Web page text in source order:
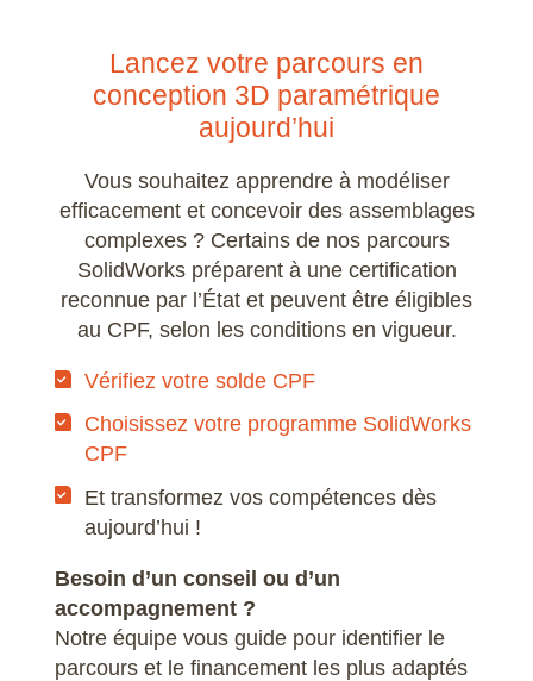
Lancez votre parcours en
conception 3D paramétrique
aujourd’hui
Vous souhaitez apprendre à modéliser
efficacement et concevoir des assemblages
complexes ? Certains de nos parcours
SolidWorks préparent à une certification
reconnue par l’État et peuvent être éligibles
au CPF, selon les conditions en vigueur.
Vérifiez votre solde CPF
Choisissez votre programme SolidWorks
CPF
Et transformez vos compétences dès
aujourd’hui !
Besoin d’un conseil ou d’un
accompagnement ?
Notre équipe vous guide pour identifier le
parcours et le financement les plus adaptés